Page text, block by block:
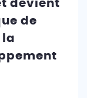
devient
de
la